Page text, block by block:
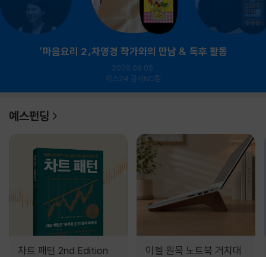
『마음요리 2』차영경 작가와의 만남 & 독후 활동
2026.09.05.
예스24 강서NC점
예스펀딩
차트 패턴 2nd Edition 이젤 원목 노트북 거치대